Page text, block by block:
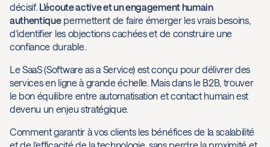
décisif. L’écoute active et un engagement humain
authentiquepermettent de faire émerger les vrais besoins,
d’identifier les objections cachées et de construire une
confiance durable.
Le SaaS (Software as a Service) est conçu pour délivrer des
services en ligne à grande échelle. Mais dans le B2B, trouver
le bon équilibre entre automatisation et contact humain est
devenu un enjeu stratégique.
Comment garantir à vos clients les bénéfices de la scalabilité